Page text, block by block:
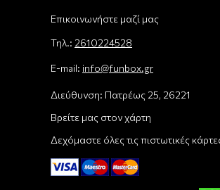
Επικοινωνήστε μαζί μας
Τηλ.: 2610224528
E-mail: info@funbox.gr
Διεύθυνση: Πατρέως 25, 26221
Βρείτε μας στον χάρτη
Δεχόμαστε όλες τις πιστωτικές